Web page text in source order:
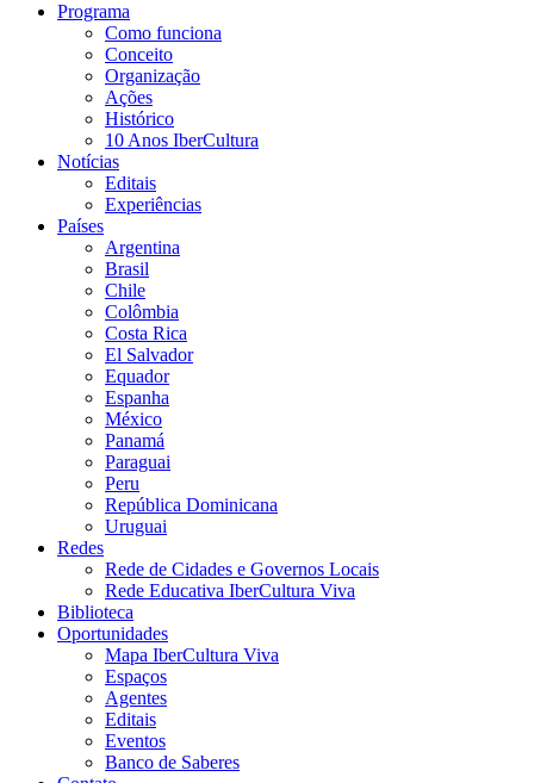
Programa
Como funciona
Conceito
Organização
Ações
Histórico
10 Anos IberCultura
Notícias
Editais
Experiências
Países
Argentina
Brasil
Chile
Colômbia
Costa Rica
El Salvador
Equador
Espanha
México
Panamá
Paraguai
Peru
República Dominicana
Uruguai
Redes
Rede de Cidades e Governos Locais
Rede Educativa IberCultura Viva
Biblioteca
Oportunidades
Mapa IberCultura Viva
Espaços
Agentes
Editais
Eventos
Banco de Saberes